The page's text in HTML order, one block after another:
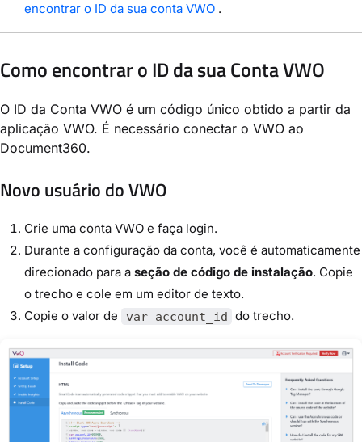
encontrar o ID da sua conta VWO .
Como encontrar o ID da sua Conta VWO
O ID da Conta VWO é um código único obtido a partir da
aplicação VWO. É necessário conectar o VWO ao
Document360.
Novo usuário do VWO
Crie uma conta VWO e faça login.
Durante a configuração da conta, você é automaticamente
direcionado para a seção de código de instalação. Copie
o trecho e cole em um editor de texto.
Copie o valor de
var account_id do trecho.